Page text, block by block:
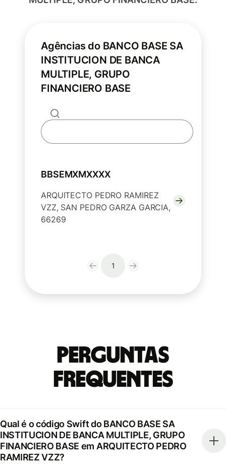
Agências do BANCO BASE SA
INSTITUCION DE BANCA
MULTIPLE, GRUPO
FINANCIERO BASE
BBSEMXMXXXX
ARQUITECTO PEDRO RAMIREZ
VZZ, SAN PEDRO GARZA GARCIA,
66269
1
Perguntas
frequentes
Qual é o código Swift do BANCO BASE SA
INSTITUCION DE BANCA MULTIPLE, GRUPO
FINANCIERO BASE em ARQUITECTO PEDRO
RAMIREZ VZZ?